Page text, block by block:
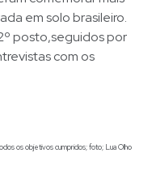
em solo brasileiro.
posto,seguidos por
com os
os objetivos cumpridos; foto; Lua Olho